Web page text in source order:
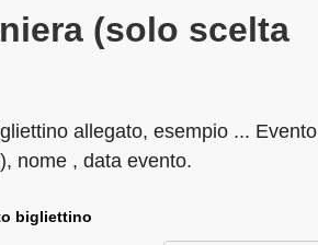
(solo scelta
allegato, esempio ... Evento
nome , data evento.
bigliettino